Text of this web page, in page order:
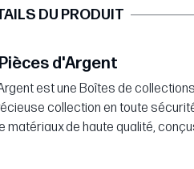
DU PRODUIT
d'Argent
est une Boîtes de
collection en toute sécurité.
matériaux de haute qualité,